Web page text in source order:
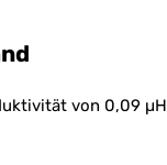
von 0,09